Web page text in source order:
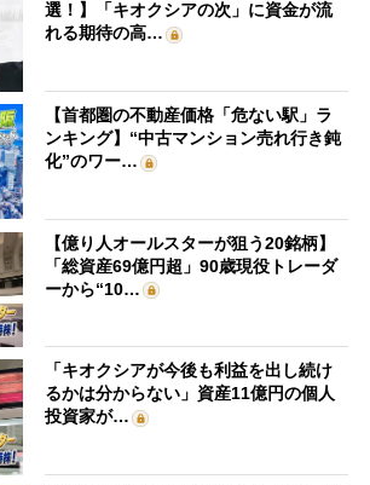
選！】「キオクシアの次」に資金が流
れる期待の高…
【首都圏の不動産価格「危ない駅」ラ
ンキング】“中古マンション売れ行き鈍
化”のワー…
【億り人オールスターが狙う20銘柄】
「総資産69億円超」90歳現役トレーダ
ーから“10…
「キオクシアが今後も利益を出し続け
るかは分からない」資産11億円の個人
投資家が…